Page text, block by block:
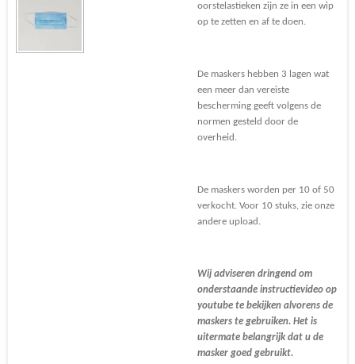
oorstelastieken zijn ze in een wip
op te zetten en af te doen.
De maskers hebben 3 lagen wat
een meer dan vereiste
bescherming geeft volgens de
normen gesteld door de
overheid.
De maskers worden per 10 of 50
verkocht. Voor 10 stuks, zie onze
andere upload.
Wij adviseren dringend om
onderstaande instructievideo op
youtube te bekijken alvorens de
maskers te gebruiken. Het is
uitermate belangrijk dat u de
masker goed gebruikt.